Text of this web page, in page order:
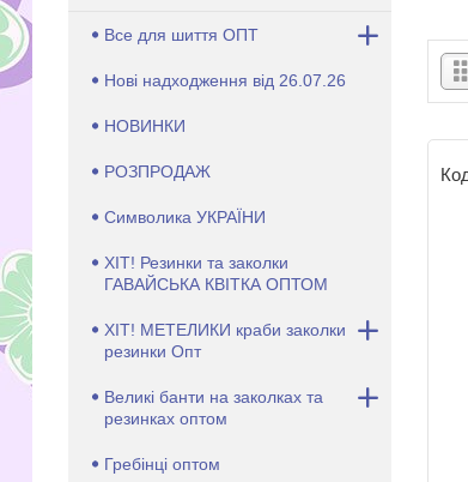
Все для шиття ОПТ
Нові надходження від 26.07.26
НОВИНКИ
РОЗПРОДАЖ
Символика УКРАЇНИ
ХІТ! Резинки та заколки
ГАВАЙСЬКА КВІТКА ОПТОМ
ХІТ! МЕТЕЛИКИ краби заколки
резинки Опт
Великі банти на заколках та
резинках оптом
Гребінці оптом